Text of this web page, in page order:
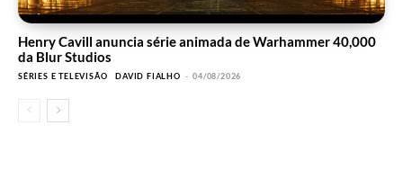
Henry Cavill anuncia série animada de Warhammer 40,000
da Blur Studios
SÉRIES E TELEVISÃO DAVID FIALHO - 04/08/2026